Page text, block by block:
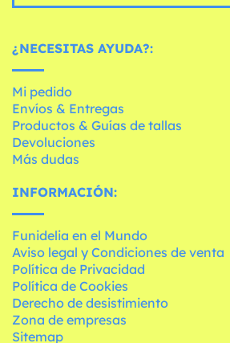
¿NECESITAS AYUDA?:
Mi pedido
Envíos & Entregas
Productos & Guías de tallas
Devoluciones
Más dudas
INFORMACIÓN:
Funidelia en el Mundo
Aviso legal y Condiciones de venta
Política de Privacidad
Política de Cookies
Derecho de desistimiento
Zona de empresas
Sitemap